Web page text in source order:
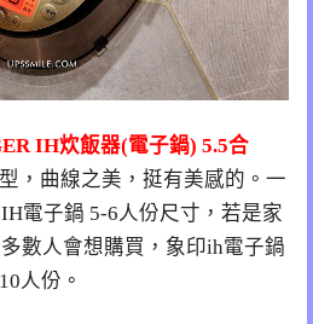
IH炊飯器(電子鍋) 5.5合
，曲線之美，挺有美感的。一
電子鍋 5-6人份尺寸，若是家
數人會想購買，象印ih電子鍋
人份。